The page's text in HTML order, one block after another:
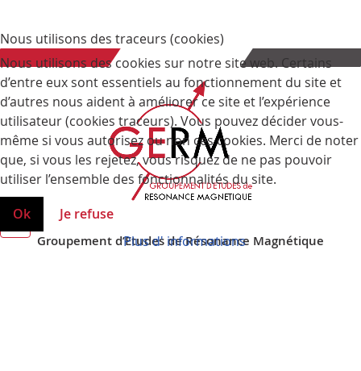
Groupement d’Etudes de Résonance Magnétique
Nous utilisons des cookies sur notre site web. Certains
d’entre eux sont essentiels au fonctionnement du site et
d’autres nous aident à améliorer ce site et l’expérience
utilisateur (cookies traceurs). Vous pouvez décider vous-
même si vous autorisez ou non ces cookies. Merci de noter
que, si vous les rejetez, vous risquez de ne pas pouvoir
utiliser l’ensemble des fonctionnalités du site.
Ok